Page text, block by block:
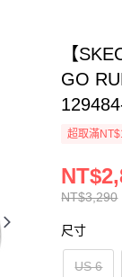
【
GO
超取滿
NT$3,290
尺寸
US 6